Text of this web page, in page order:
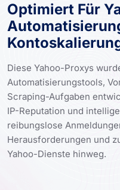
Optimiert Für
Diese Yahoo-Proxys
Automatisierungstools,
Scraping-Aufgaben
IP-Reputation und
reibungslose
Herausforderungen und
Yahoo-Dienste hinweg.